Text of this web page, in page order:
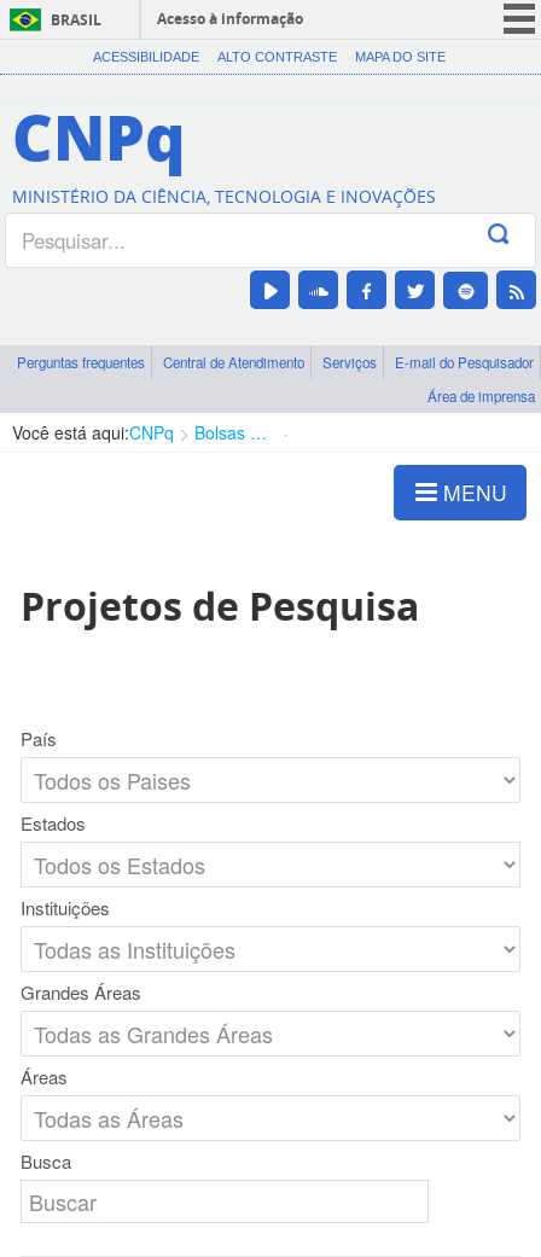
BRASIL
Acesso à informação
CORONAVÍRUS (COVID-19)
Canais
ACESSIBILIDADE ALTO CONTRASTE MAPA DO SITE
CNPq
MINISTÉRIO DA CIÊNCIA, TECNOLOGIA E INOVAÇÕES
Perguntas frequentes Central de Atendimento Serviços
E-mail do Pesquisador
Área de imprensa
Você está aqui:CNPq Bolsas e Auxílios Vigentes
MENU
Projetos de Pesquisa
País
Estados
Instituições
Grandes Áreas
Áreas
Busca